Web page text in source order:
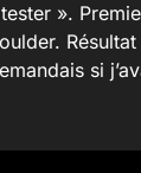
».
si